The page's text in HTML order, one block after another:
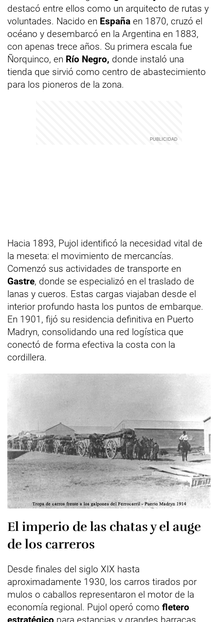
destacó entre ellos como un arquitecto de rutas y
voluntades. Nacido en España en 1870, cruzó el
océano y desembarcó en la Argentina en 1883,
con apenas trece años. Su primera escala fue
Ñorquinco, en Río Negro, donde instaló una
tienda que sirvió como centro de abastecimiento
para los pioneros de la zona.
Hacia 1893, Pujol identificó la necesidad vital de
la meseta: el movimiento de mercancías.
Comenzó sus actividades de transporte en
Gastre, donde se especializó en el traslado de
lanas y cueros. Estas cargas viajaban desde el
interior profundo hasta los puntos de embarque.
En 1901, fijó su residencia definitiva en Puerto
Madryn, consolidando una red logística que
conectó de forma efectiva la costa con la
cordillera.
El imperio de las chatas y el auge
de los carreros
Desde finales del siglo XIX hasta
aproximadamente 1930, los carros tirados por
mulos o caballos representaron el motor de la
economía regional. Pujol operó como fletero
estratégico para estancias y grandes barracas